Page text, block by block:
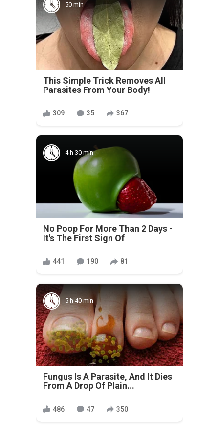
50 min
This Simple Trick Removes All
Parasites From Your Body!
309 35 367
4 h 30 min
No Poop For More Than 2 Days -
It's The First Sign Of
441 190 81
5 h 40 min
Fungus Is A Parasite, And It Dies
From A Drop Of Plain...
486 47 350